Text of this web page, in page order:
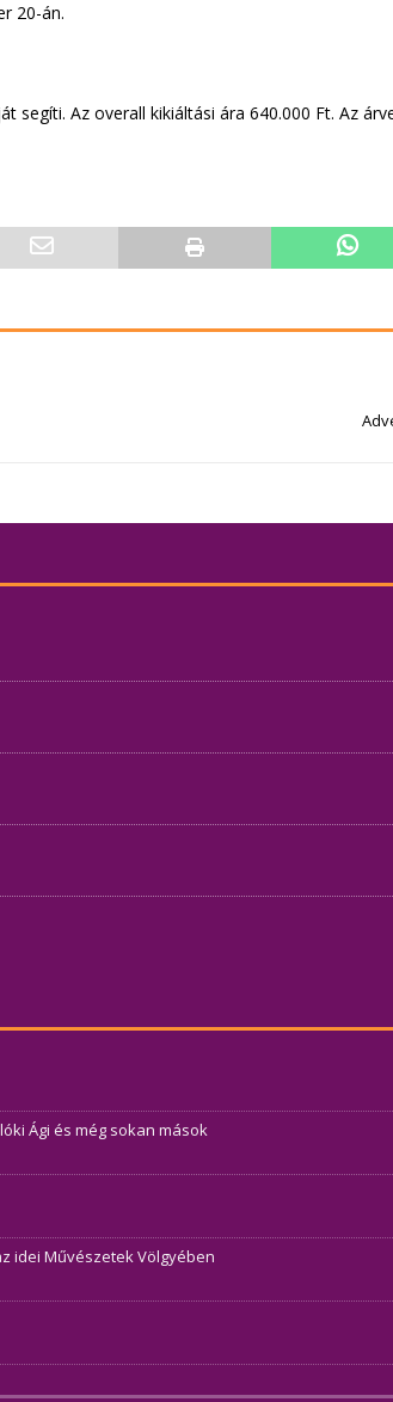
20-án.
Az overall kikiáltási ára 640.000 Ft. Az
Ági és még sokan mások
idei Művészetek Völgyében